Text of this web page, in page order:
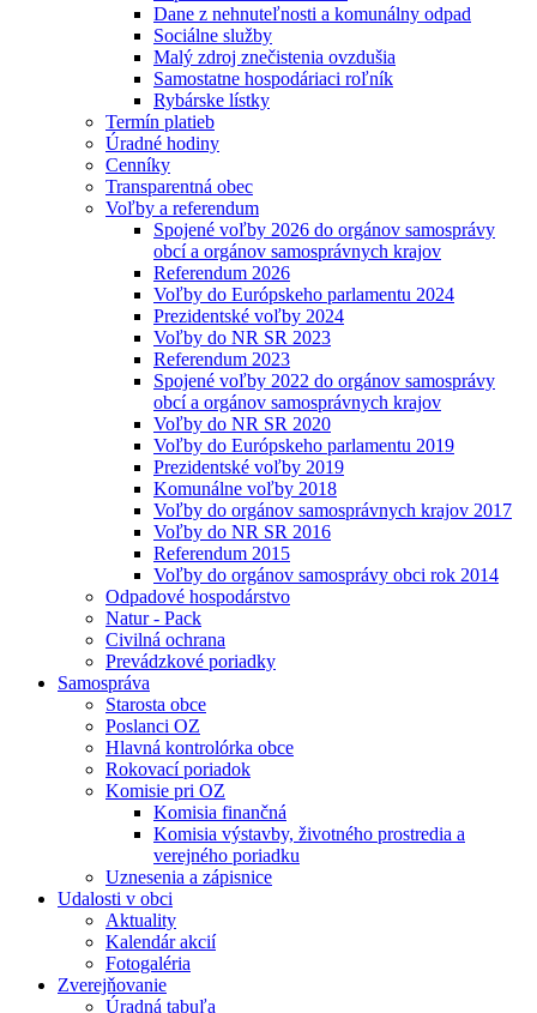
Dane z nehnuteľnosti a komunálny odpad
Sociálne služby
Malý zdroj znečistenia ovzdušia
Samostatne hospodáriaci roľník
Rybárske lístky
Termín platieb
Úradné hodiny
Cenníky
Transparentná obec
Voľby a referendum
Spojené voľby 2026 do orgánov samosprávy
obcí a orgánov samosprávnych krajov
Referendum 2026
Voľby do Európskeho parlamentu 2024
Prezidentské voľby 2024
Voľby do NR SR 2023
Referendum 2023
Spojené voľby 2022 do orgánov samosprávy
obcí a orgánov samosprávnych krajov
Voľby do NR SR 2020
Voľby do Európskeho parlamentu 2019
Prezidentské voľby 2019
Komunálne voľby 2018
Voľby do orgánov samosprávnych krajov 2017
Voľby do NR SR 2016
Referendum 2015
Voľby do orgánov samosprávy obci rok 2014
Odpadové hospodárstvo
Natur - Pack
Civilná ochrana
Prevádzkové poriadky
Samospráva
Starosta obce
Poslanci OZ
Hlavná kontrolórka obce
Rokovací poriadok
Komisie pri OZ
Komisia finančná
Komisia výstavby, životného prostredia a
verejného poriadku
Uznesenia a zápisnice
Udalosti v obci
Aktuality
Kalendár akcií
Fotogaléria
Zverejňovanie
Úradná tabuľa